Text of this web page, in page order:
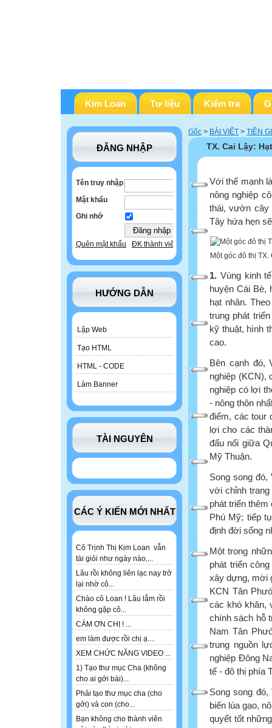
Kim Loan Tư liệu Kiểm tra
ĐĂNG NHẬP
Tên truy nhập
Mật khẩu
Ghi nhớ
Quên mật khẩu ĐK thành viên
HƯỚNG DẪN
Lập Web
Tạo HTML
HTML - CODE
Làm Banner
TÀI NGUYÊN
CÁC Ý KIẾN MỚI NHẤT
Cô Trịnh Thị Kim Loan vẫn
tài giỏi như ngày nào,...
Lâu rồi không liên lạc nay trở
lại nhờ cô...
Chào cô Loan ! Lâu lắm rồi
không gặp cô...
CÁM ƠN CHỊ ! ...
em làm được rồi chị ạ....
XEM CHỨC NĂNG VIDEO ...
1) Tạo thư mục Cha (không
cho ai gởi bài)...
Phải tạo thư mục cha (cho
gởi) và con (cho...
Bạn không cho thành viên
Gốc > BÀI VIẾT > TIỀN
TX. Cai Lậy:
Với thế mạnh
nông nghiệp
thái, vườn cây
Tây hứa hẹn
Một góc đô thị TX.
1. Vùng kinh
huyện Cái Bè,
hạt nhân.
trung phát
kỹ thuật, hình
cao.
Bên cạnh đó,
nghiệp (KCN),
nghiệp có lợi
- nông thôn
điểm, các tour
lợi cho các
đấu nối giữa
Mỹ Thuận.
Song song đó,
với chỉnh
phát triển
Phú Mỹ; tiếp
định đời sống
Một trong
phát triển
xây dựng, mời
KCN Tân
các khó khăn,
chính sách hỗ
Nam Tân
trung nguồn
nghiệp Đông
tế - đô thị phía
Song song
biến lúa gạo,
quyết tốt